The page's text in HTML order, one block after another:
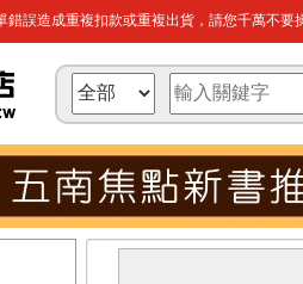
誤造成重複扣款或重複出貨，請您千萬不要